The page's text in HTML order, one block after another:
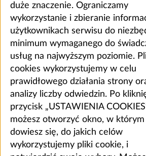
duże znaczenie. Ograniczamy
wykorzystanie i zbieranie
użytkownikach serwisu do
minimum wymaganego do
usług na najwyższym poziomie.
cookies wykorzystujemy w celu
prawidłowego działania strony
analizy liczby odwiedzin. Po
przycisk „USTAWIENIA
możesz otworzyć okno, w którym
dowiesz się, do jakich celów
wykorzystujemy pliki cookie, i